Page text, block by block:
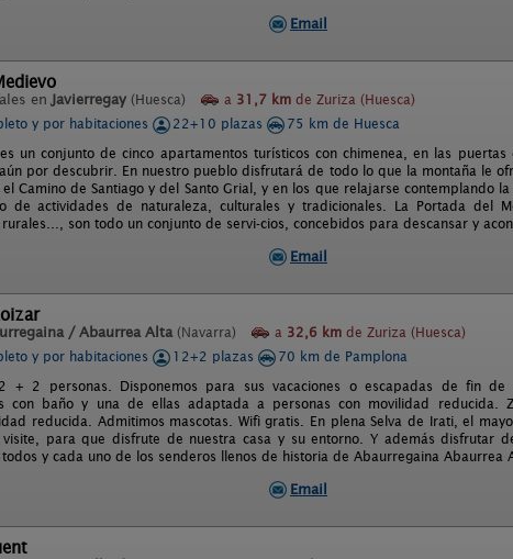
Email
enJavierregay (Huesca) a 31,7 km de Zuriza (Huesca)
y por habitaciones
22+10 plazas
75 km de Huesca
un conjunto de cinco apartamentos turísticos con chimenea, en las
por descubrir. En nuestro pueblo disfrutará de todo lo que la montaña le
Camino de Santiago y del Santo Grial, y en los que relajarse contemplando
de actividades de naturaleza, culturales y tradicionales. La Portada del
son todo un conjunto de servi-cios, concebidos para descansar y
Email
/ Abaurrea Alta (Navarra) a 32,6 km de Zuriza (Huesca)
y por habitaciones
12+2 plazas
70 km de Pamplona
+ 2 personas. Disponemos para sus vacaciones o escapadas de fin
con baño y una de ellas adaptada a personas con movilidad reducida.
reducida. Admitimos mascotas. Wifi gratis. En plena Selva de Irati, el
para que disfrute de nuestra casa y su entorno. Y además disfrutar
y cada uno de los senderos llenos de historia de Abaurregaina Abaurrea
Email